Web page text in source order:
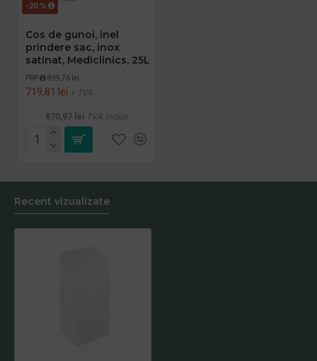
-20 %
Cos de gunoi, inel
prindere sac, inox
satinat, Mediclinics, 25L
PRP 899,76 lei
719,81 lei + TVA
870,97 lei TVA inclus
Recent vizualizate